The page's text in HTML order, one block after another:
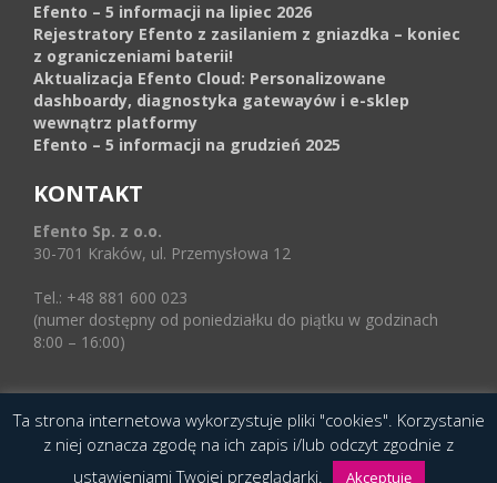
Efento – 5 informacji na lipiec 2026
Rejestratory Efento z zasilaniem z gniazdka – koniec
z ograniczeniami baterii!
Aktualizacja Efento Cloud: Personalizowane
dashboardy, diagnostyka gatewayów i e-sklep
wewnątrz platformy
Efento – 5 informacji na grudzień 2025
KONTAKT
Efento Sp. z o.o.
30-701 Kraków, ul. Przemysłowa 12
Tel.: +48 881 600 023
(numer dostępny od poniedziałku do piątku w godzinach
8:00 – 16:00)
© 2016 Copyright by Efento. All rights reserved.
Projekt i wykonanieAgencja Interaktywna
Epoka (e-poka.com).
Ta strona internetowa wykorzystuje pliki "cookies". Korzystanie
z niej oznacza zgodę na ich zapis i/lub odczyt zgodnie z
ustawieniami Twojej przeglądarki.
Akceptuję